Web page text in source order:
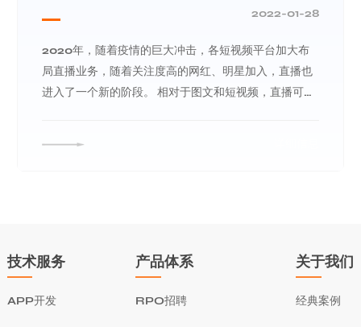
2022-01-28
2020年，随着疫情的巨大冲击，各短视频平台加大布
局直播业务，随着关注度高的网红、明星加入，直播也
进入了一个新的阶段。 相对于图文和短视频，直播可能
技术服务
APP开发
产品体系
RPO招聘
关于我们
经典案例